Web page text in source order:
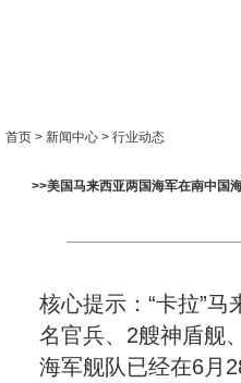
首页 > 新闻中心 > 行业动态
>>美国马来西亚两国海军在南中国
核心提示：“卡拉”
名官兵、2艘神盾舰
海军舰队已经在6月